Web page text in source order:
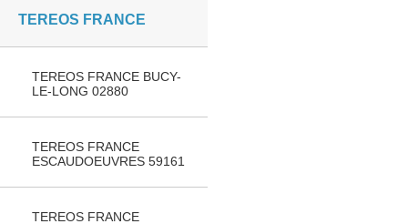
TEREOS FRANCE
TEREOS FRANCE BUCY-
LE-LONG 02880
TEREOS FRANCE
ESCAUDOEUVRES 59161
TEREOS FRANCE